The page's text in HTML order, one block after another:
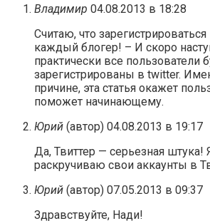
Владимир 04.08.2013 в 18:28
Считаю, что
каждый блогер! – И скоро
практически все пользователи
зарегистрированы в twitter.
причине, эта статья окажет
поможет начинающему.
Юрий (автор) 04.08.2013 в 19:17
Да, Твиттер — серьезная
раскручиваю свои аккаунты в
Юрий (автор) 07.05.2013 в 09:37
Здравствуйте, Нади!